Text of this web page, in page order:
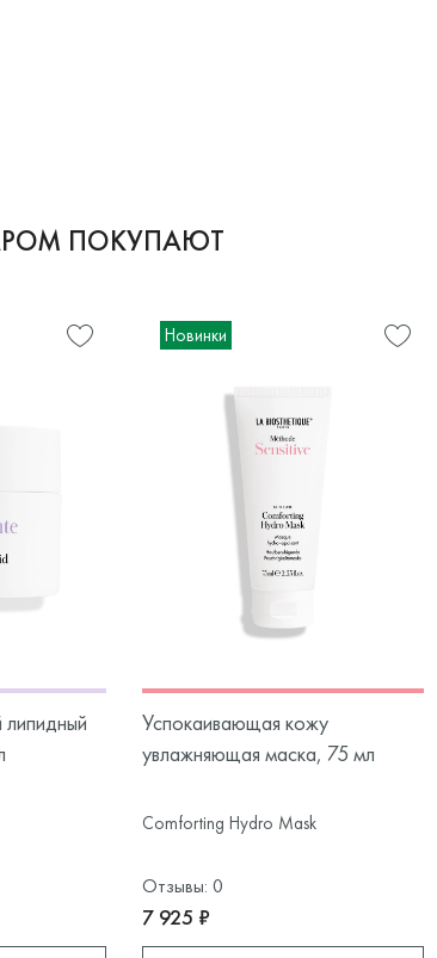
ПОКУПАЮТ
Новинки
Успокаивающая кожу
увлажняющая маска, 75 мл
Comforting Hydro Mask
Отзывы: 0
7 925 ₽